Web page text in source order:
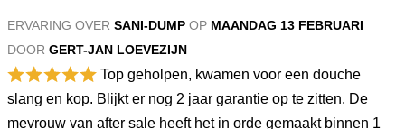
ERVARING OVER SANI-DUMP OP MAANDAG 13 FEBRUARI
DOOR GERT-JAN LOEVEZIJN
Top geholpen, kwamen voor een douche
slang en kop. Blijkt er nog 2 jaar garantie op te zitten. De
mevrouw van after sale heeft het in orde gemaakt binnen 1